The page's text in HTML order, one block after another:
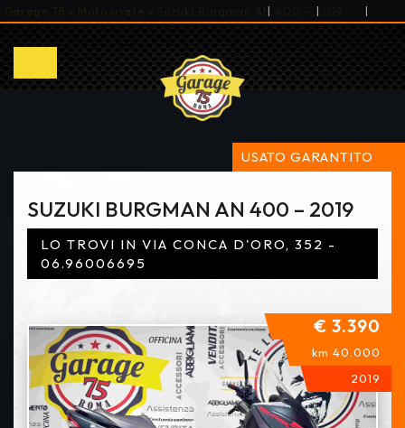
| | |
USATO GARANTITO
SUZUKI BURGMAN AN 400 – 2019
LO TROVI IN VIA CONCA D'ORO, 352 -
06.96006695
€ 3.390
km 40.000
2019